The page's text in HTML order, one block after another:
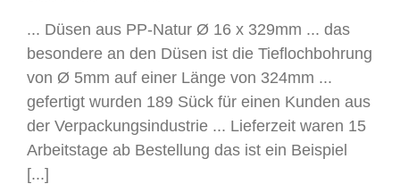
... Düsen aus PP-Natur Ø 16 x 329mm ... das
besondere an den Düsen ist die Tieflochbohrung
von Ø 5mm auf einer Länge von 324mm ...
gefertigt wurden 189 Sück für einen Kunden aus
der Verpackungsindustrie ... Lieferzeit waren 15
Arbeitstage ab Bestellung das ist ein Beispiel
[...]